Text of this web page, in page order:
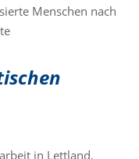
Menschen nach
in Lettland,